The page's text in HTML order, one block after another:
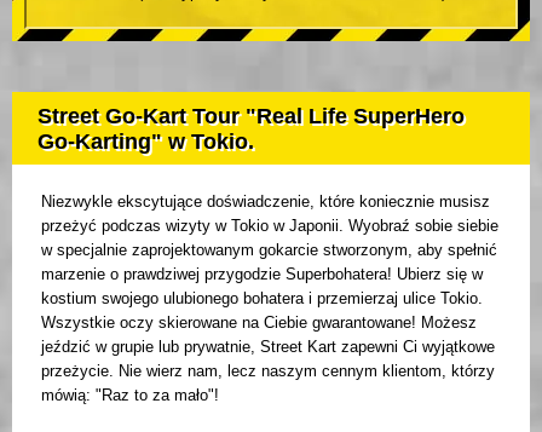
Street Go-Kart Tour "Real Life SuperHero
Go-Karting" w Tokio.
Niezwykle ekscytujące doświadczenie, które koniecznie musisz
przeżyć podczas wizyty w Tokio w Japonii. Wyobraź sobie siebie
w specjalnie zaprojektowanym gokarcie stworzonym, aby spełnić
marzenie o prawdziwej przygodzie Superbohatera! Ubierz się w
kostium swojego ulubionego bohatera i przemierzaj ulice Tokio.
Wszystkie oczy skierowane na Ciebie gwarantowane! Możesz
jeździć w grupie lub prywatnie, Street Kart zapewni Ci wyjątkowe
przeżycie. Nie wierz nam, lecz naszym cennym klientom, którzy
mówią: "Raz to za mało"!